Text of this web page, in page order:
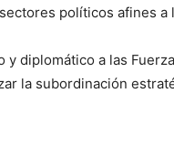
políticos afines a
y diplomático a las
la subordinación